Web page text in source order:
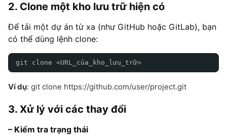
2. Clone một kho lưu trữ hiện có
Để tải một dự án từ xa (như GitHub hoặc GitLab), bạn
có thể dùng lệnh clone:
git clone <URL_của_kho_lưu_trữ>
Ví dụ: git clone https://github.com/user/project.git
3. Xử lý với các thay đổi
– Kiểm tra trạng thái